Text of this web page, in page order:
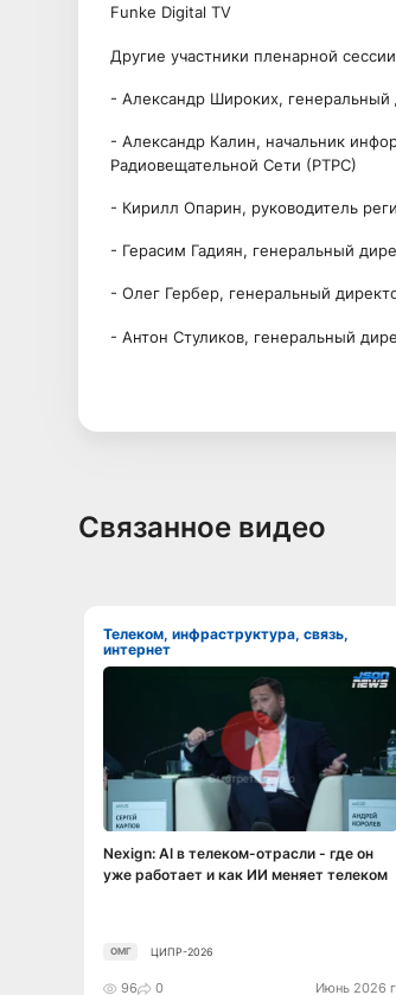
Funke Digital TV
Другие участники пленарной
- Александр Широких,
- Александр Калин, начальник
Радиовещательной Сети (РТРС)
- Кирилл Опарин, руководитель
- Герасим Гадиян, генеральный
- Олег Гербер, генеральный
- Антон Стуликов, генеральный
Связанное видео
Телеком, инфраструктура, связь,
интернет
Смотреть видео
Nexign: AI в телеком-отрасли - где он
уже работает и как ИИ меняет телеком
ОМГ ЦИПР-2026
96 0 Июнь 2026 г.